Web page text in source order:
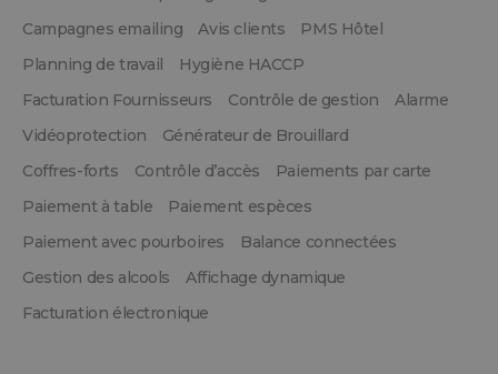
Campagnes emailing
Avis clients
PMS Hôtel
Planning de travail
Hygiène HACCP
Facturation Fournisseurs
Contrôle de gestion
Alarme
Vidéoprotection
Générateur de Brouillard
Coffres-forts
Contrôle d’accès
Paiements par carte
Paiement à table
Paiement espèces
Paiement avec pourboires
Balance connectées
Gestion des alcools
Affichage dynamique
Facturation électronique